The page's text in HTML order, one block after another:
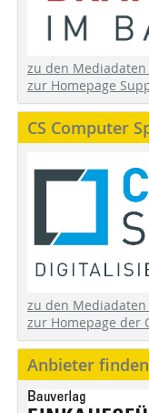
zu den Mediadaten
zur Homepage
CS Computer
zu den Mediadaten
zur Homepage der
Anbieter finden